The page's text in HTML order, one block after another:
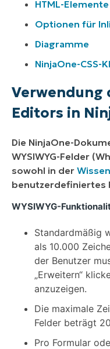
HTML-Elemente
Optionen für
Diagramme
NinjaOne-CSS-
Verwendung
Editors in
Die NinjaOne-
WYSIWYG-Felder
sowohl in der
benutzerdefiniertes
WYSIWYG-
Standardmäßig
als 10.000
der Benutzer
„Erweitern“
anzuzeigen.
Die maximale
Felder beträgt
Pro Formular